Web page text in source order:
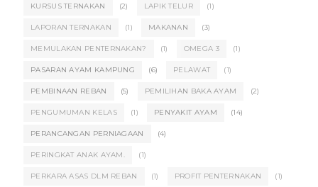
KURSUS TERNAKAN (2) LAPIK TELUR (1)
LAPORAN TERNAKAN (1) MAKANAN (3)
MEMULAKAN PENTERNAKAN? (1) OMEGA 3 (1)
PASARAN AYAM KAMPUNG (6) PELAWAT (1)
PEMBINAAN REBAN (5) PEMILIHAN BAKA AYAM (2)
PENGUMUMAN KELAS (1) PENYAKIT AYAM (14)
PERANCANGAN PERNIAGAAN (4)
PERINGKAT ANAK AYAM. (1)
PERKARA ASAS DLM REBAN (1) PROFIT PENTERNAKAN (1)